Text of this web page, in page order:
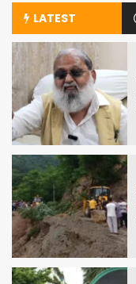
LATEST